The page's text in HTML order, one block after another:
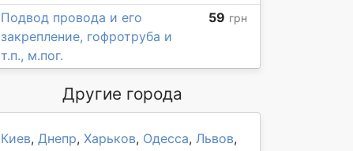
Подвод провода и его
закрепление, гофротруба и
т.п., м.пог.
59 грн
Другие города
Киев, Днепр, Харьков, Одесса, Львов,